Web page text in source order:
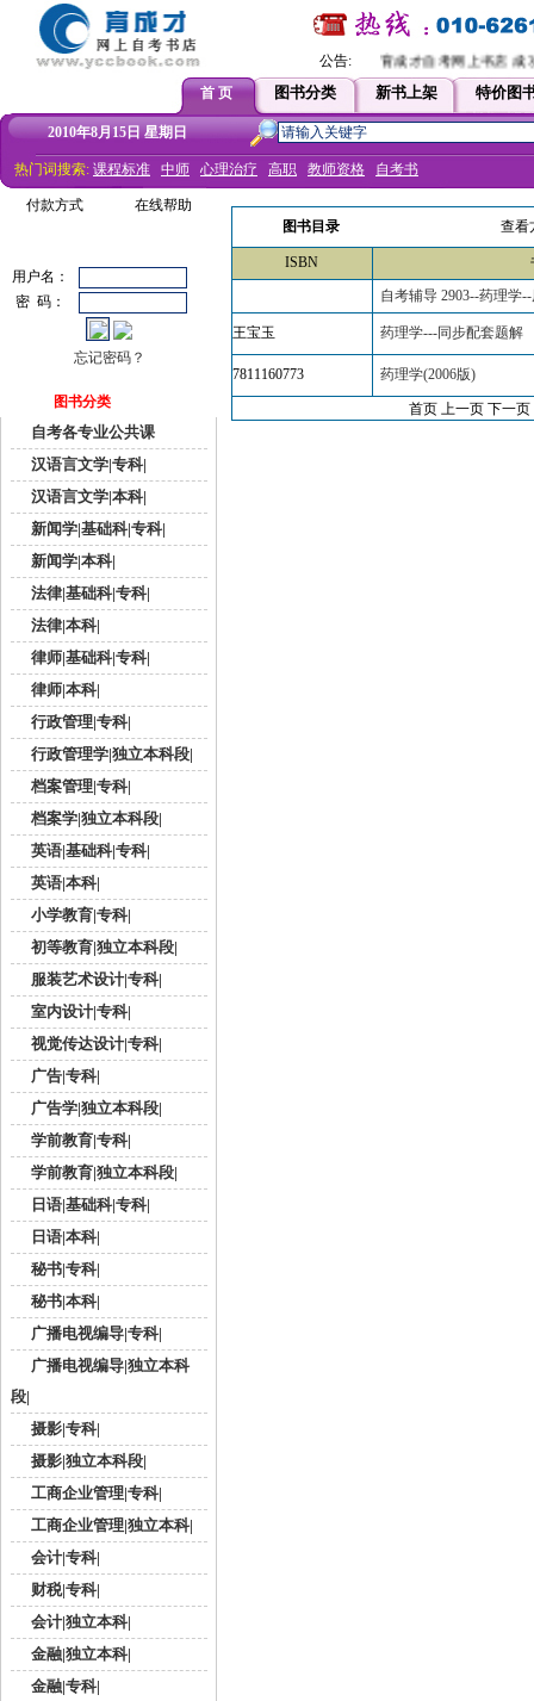
公告:
育成才自考网上书店 成
首 页
图书分类 新书上架 特价图
2010年8月15日 星期日
热门词搜索: 课程标准 中师 心理治疗 高职 教师资格 自考书
付款方式 在线帮助
用户名：
密 码：
忘记密码？
图书分类
自考各专业公共课
汉语言文学|专科|
汉语言文学|本科|
新闻学|基础科|专科|
新闻学|本科|
法律|基础科|专科|
法律|本科|
律师|基础科|专科|
律师|本科|
行政管理|专科|
行政管理学|独立本科段|
档案管理|专科|
档案学|独立本科段|
英语|基础科|专科|
英语|本科|
小学教育|专科|
初等教育|独立本科段|
服装艺术设计|专科|
室内设计|专科|
视觉传达设计|专科|
广告|专科|
广告学|独立本科段|
学前教育|专科|
学前教育|独立本科段|
日语|基础科|专科|
日语|本科|
秘书|专科|
秘书|本科|
广播电视编导|专科|
广播电视编导|独立本科
段|
摄影|专科|
摄影|独立本科段|
工商企业管理|专科|
工商企业管理|独立本科|
会计|专科|
财税|专科|
会计|独立本科|
金融|独立本科|
金融|专科|
图书目录 查看
ISBN
自考辅导 2903--药理学
王宝玉 药理学---同步配套题解
7811160773 药理学(2006版)
首页 上一页 下一页